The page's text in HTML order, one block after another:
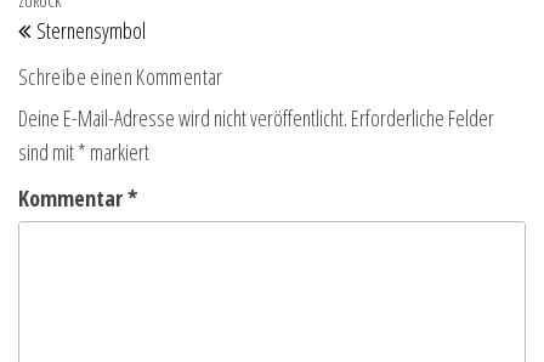
Sternensymbol
Schreibe einen Kommentar
Deine E-Mail-Adresse wird nicht veröffentlicht. Erforderliche Felder
sind mit* markiert
Kommentar*